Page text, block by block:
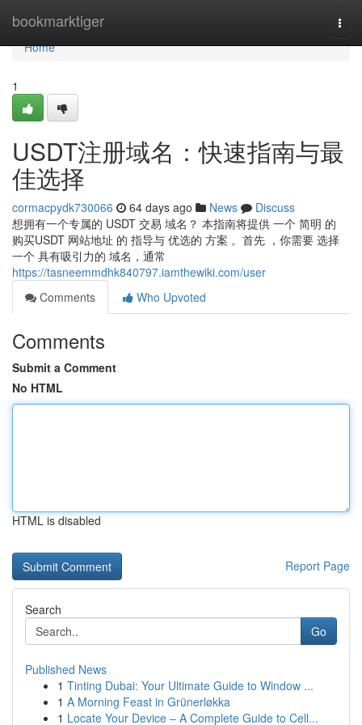
bookmarktiger
Home
Home
1
USDT注册域名：快速指南与最
佳选择
cormacpydk730066 64 days ago News
Discuss
想拥有一个专属的 USDT 交易 域名？ 本指南将提供 一个 简明 的
购买USDT 网站地址 的 指导与 优选的 方案 。首先 ，你需要 选择
一个 具有吸引力的 域名，通常
https://tasneemmdhk840797.iamthewiki.com/user
Comments
Who Upvoted
Comments
Submit a Comment
No HTML
HTML is disabled
Report Page
Search
Go
Published News
1 Tinting Dubai: Your Ultimate Guide to Window ...
1 A Morning Feast in Grünerløkka
1 Locate Your Device – A Complete Guide to Cell...